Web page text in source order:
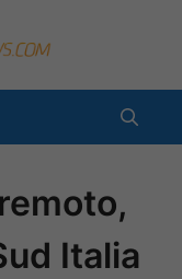
Italia